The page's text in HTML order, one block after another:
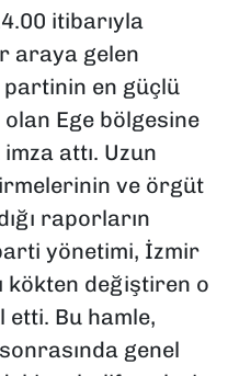
itibarıyla
araya gelen
en güçlü
Ege bölgesine
attı. Uzun
ve örgüt
raporların
yönetimi, İzmir
kökten değiştiren o
Bu hamle,
genel